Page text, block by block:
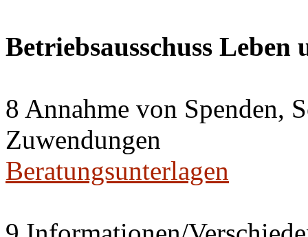
Betriebsausschuss Leben
8 Annahme von Spenden,
Zuwendungen
Beratungsunterlagen